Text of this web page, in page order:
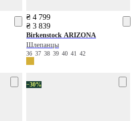
₴ 4 799
₴ 3 839
Birkenstock ARIZONA
Шлепанцы
36373839404142
−30%